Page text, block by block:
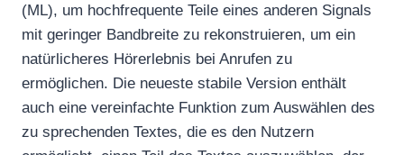
(ML), um hochfrequente Teile eines anderen Signals
mit geringer Bandbreite zu rekonstruieren, um ein
natürlicheres Hörerlebnis bei Anrufen zu
ermöglichen. Die neueste stabile Version enthält
auch eine vereinfachte Funktion zum Auswählen des
zu sprechenden Textes, die es den Nutzern